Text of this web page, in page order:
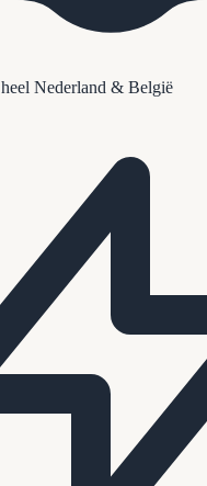
heel Nederland & België